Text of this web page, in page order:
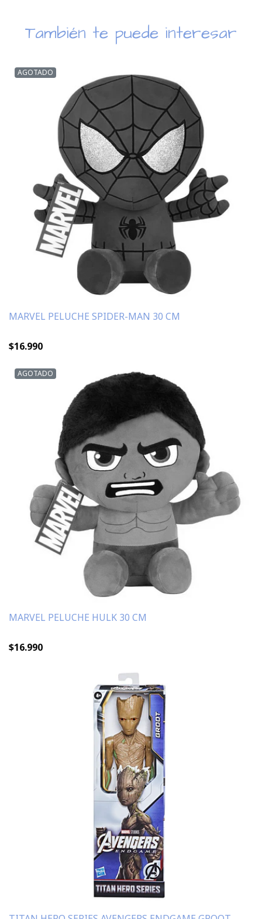
También te puede interesar
AGOTADO
MARVEL PELUCHE SPIDER-MAN 30 CM
$16.990
AGOTADO
MARVEL PELUCHE HULK 30 CM
$16.990